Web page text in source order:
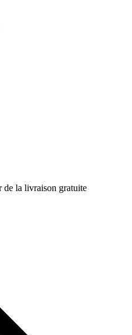
de la livraison gratuite